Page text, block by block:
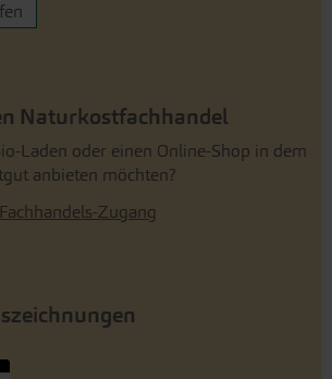
Naturkostfachhandel
Laden oder einen Online-Shop in dem
anbieten möchten?
Zugang